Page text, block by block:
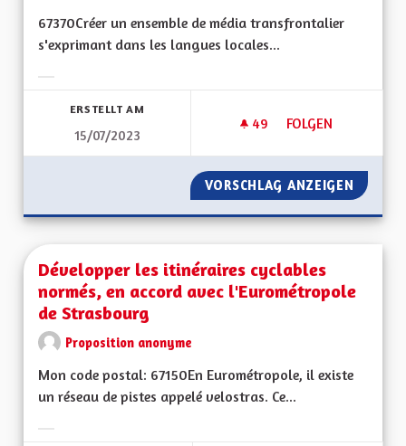
67370Créer un ensemble de média transfrontalier
s'exprimant dans les langues locales...
ERSTELLT AM
15/07/2023
49 49 FOLLOWER
FOLGEN
CHAINE ET
VORSCHLAG ANZEIGEN
Développer les itinéraires cyclables
normés, en accord avec l'Eurométropole
de Strasbourg
Proposition anonyme
Mon code postal: 67150En Eurométropole, il existe
un réseau de pistes appelé velostras. Ce...